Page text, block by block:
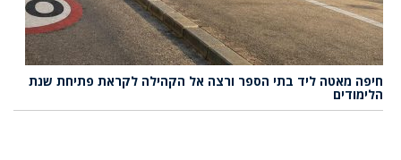
חיפה מאטה ליד בתי הספר ורצה אל הקהילה לקראת פתיחת שנת
הלימודים